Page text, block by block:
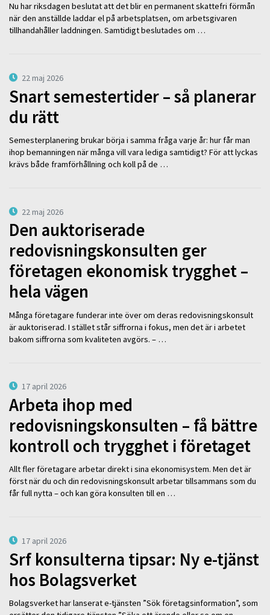
Nu har riksdagen beslutat att det blir en permanent skattefri förmån
när den anställde laddar el på arbetsplatsen, om arbetsgivaren
tillhandahåller laddningen. Samtidigt beslutades om …
22 maj 2026
Snart semestertider – så planerar
du rätt
Semesterplanering brukar börja i samma fråga varje år: hur får man
ihop bemanningen när många vill vara lediga samtidigt? För att lyckas
krävs både framförhållning och koll på de …
22 maj 2026
Den auktoriserade
redovisningskonsulten ger
företagen ekonomisk trygghet –
hela vägen
Många företagare funderar inte över om deras redovisningskonsult
är auktoriserad. I stället står siffrorna i fokus, men det är i arbetet
bakom siffrorna som kvaliteten avgörs. – …
17 april 2026
Arbeta ihop med
redovisningskonsulten – få bättre
kontroll och trygghet i företaget
Allt fler företagare arbetar direkt i sina ekonomisystem. Men det är
först när du och din redovisningskonsult arbetar tillsammans som du
får full nytta – och kan göra konsulten till en …
17 april 2026
Srf konsulterna tipsar: Ny e-tjänst
hos Bolagsverket
Bolagsverket har lanserat e-tjänsten ”Sök företagsinformation”, som